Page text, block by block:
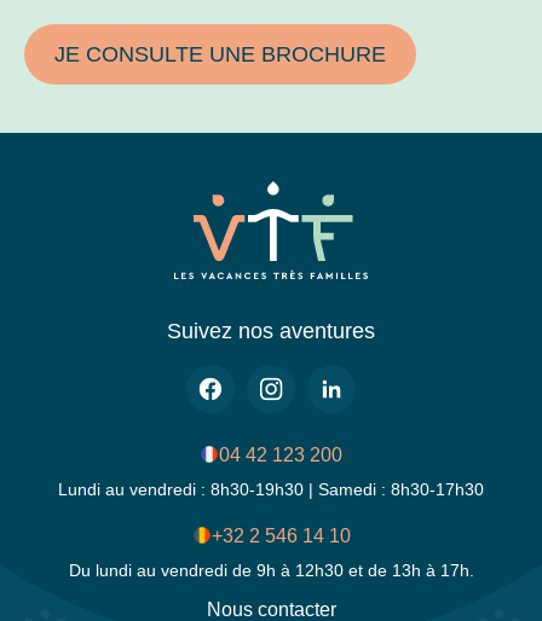
JE CONSULTE UNE BROCHURE
Suivez nos aventures
04 42 123 200
Lundi au vendredi : 8h30-19h30 | Samedi : 8h30-17h30
+32 2 546 14 10
Du lundi au vendredi de 9h à 12h30 et de 13h à 17h.
Nous contacter